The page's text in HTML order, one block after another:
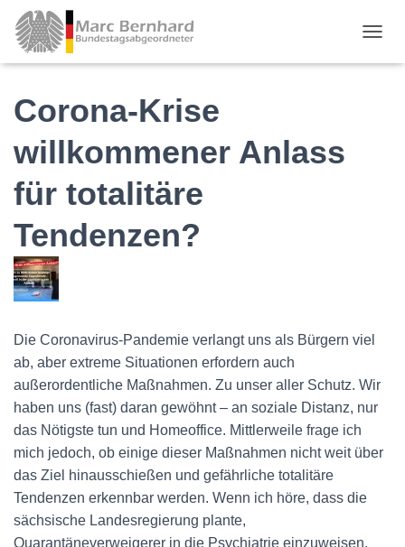
Corona-Krise
willkommener Anlass
für totalitäre
Tendenzen?
Die Coronavirus-Pandemie verlangt uns als Bürgern viel
ab, aber extreme Situationen erfordern auch
außerordentliche Maßnahmen. Zu unser aller Schutz. Wir
haben uns (fast) daran gewöhnt – an soziale Distanz, nur
das Nötigste tun und Homeoffice. Mittlerweile frage ich
mich jedoch, ob einige dieser Maßnahmen nicht weit über
das Ziel hinausschießen und gefährliche totalitäre
Tendenzen erkennbar werden. Wenn ich höre, dass die
sächsische Landesregierung plante,
Quarantäneverweigerer in die Psychiatrie einzuweisen,